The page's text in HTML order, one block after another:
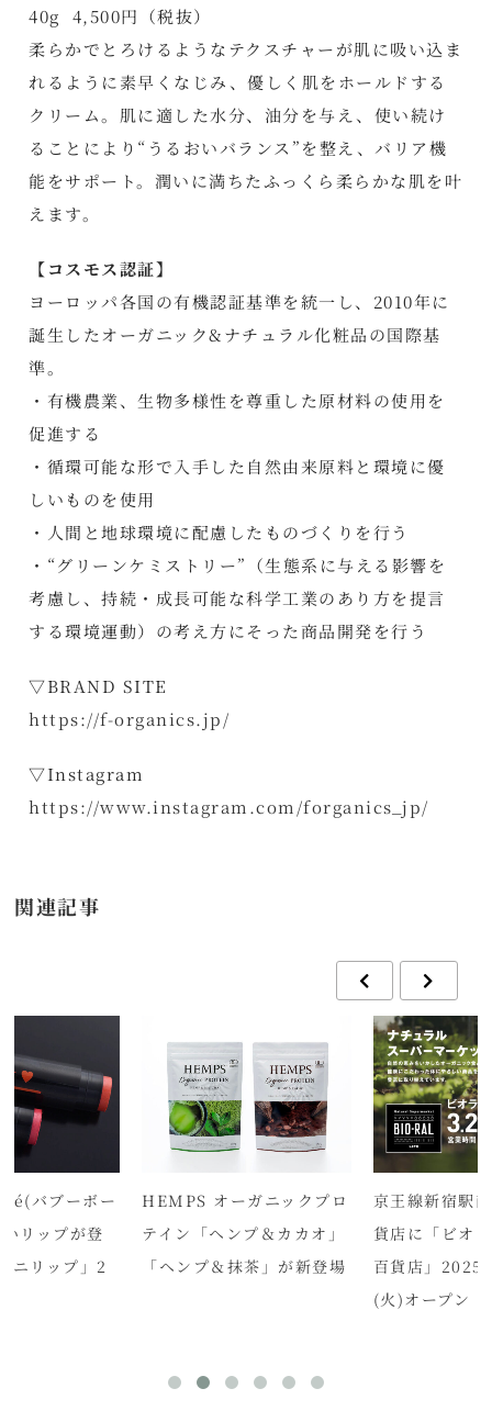
40g 4,500円（税抜）
柔らかでとろけるようなテクスチャーが肌に吸い込ま
れるように素早くなじみ、優しく肌をホールドする
クリーム。肌に適した水分、油分を与え、使い続け
ることにより“うるおいバランス”を整え、バリア機
能をサポート。潤いに満ちたふっくら柔らかな肌を叶
えます。
【コスモス認証】
ヨーロッパ各国の有機認証基準を統一し、2010年に
誕生したオーガニック&ナチュラル化粧品の国際基
準。
・有機農業、生物多様性を尊重した原材料の使用を
促進する
・循環可能な形で入手した自然由来原料と環境に優
しいものを使用
・人間と地球環境に配慮したものづくりを行う
・“グリーンケミストリー”（生態系に与える影響を
考慮し、持続・成長可能な科学⼯業のあり方を提言
する環境運動）の考え方にそった商品開発を行う
▽BRAND SITE
https://f-organics.jp/
▽Instagram
https://www.instagram.com/forganics_jp/
関連記事
バブーボー
リップが登
ニリップ」2
HEMPS オーガニックプロ
テイン「ヘンプ＆カカオ」
「ヘンプ＆抹茶」が新登場
京王線新宿駅
貨店に「ビオ
百貨店」2025
(火)オープン